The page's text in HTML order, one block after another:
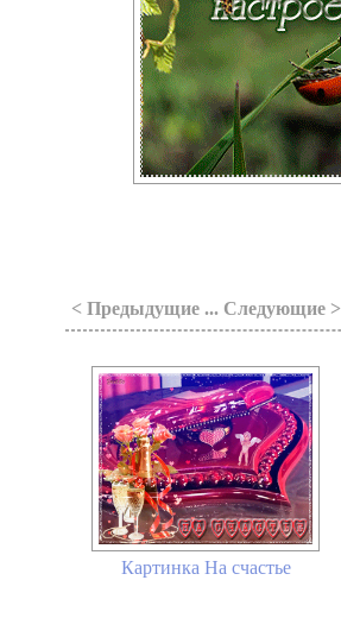
< Предыдущие ... Следующие >
Картинка На счастье